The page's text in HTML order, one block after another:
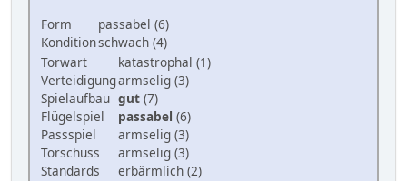
Form
passabel (6)
Konditionschwach (4)
Torwart
katastrophal (1)
Verteidigungarmselig (3)
Spielaufbau gut (7)
Flügelspiel
passabel (6)
Passspiel
armselig (3)
Torschuss
armselig (3)
Standards
erbärmlich (2)